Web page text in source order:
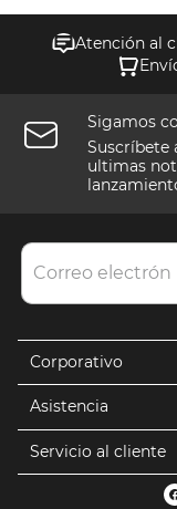
Atención al
Sigamos
Suscríbete
ultimas
Corporativo
Asistencia
Servicio al cliente